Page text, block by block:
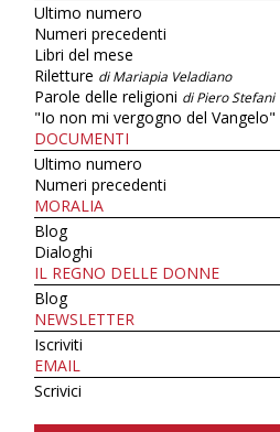
Ultimo numero
Numeri precedenti
Libri del mese
Riletture di Mariapia Veladiano
Parole delle religioni di Piero Stefani
"Io non mi vergogno del Vangelo"
DOCUMENTI
Ultimo numero
Numeri precedenti
MORALIA
Blog
Dialoghi
IL REGNO DELLE DONNE
Blog
NEWSLETTER
Iscriviti
EMAIL
Scrivici